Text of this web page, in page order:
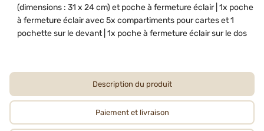
(dimensions : 31 x 24 cm) et poche à fermeture éclair | 1x poche
à fermeture éclair avec 5x compartiments pour cartes et 1
pochette sur le devant | 1x poche à fermeture éclair sur le dos
Description du produit
Paiement et livraison